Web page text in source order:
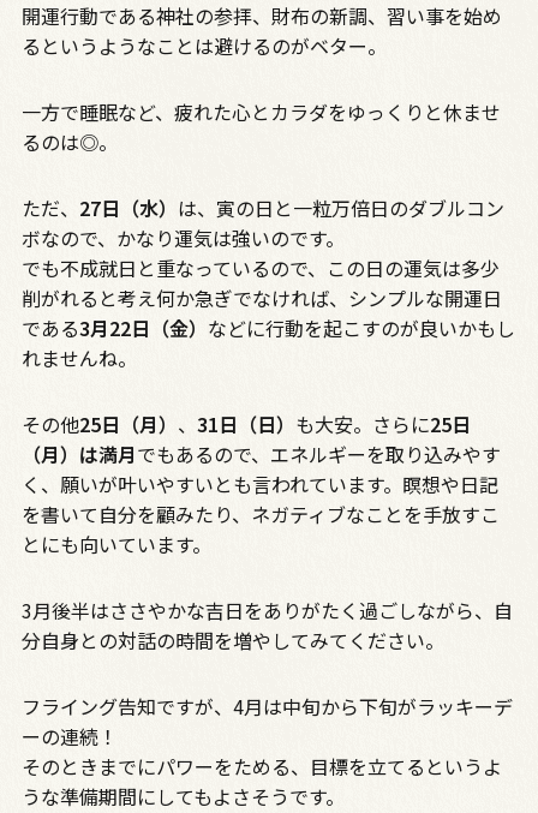
開運行動である神社の参拝、財布の新調、習い事を始め
るというようなことは避けるのがベター。
一方で睡眠など、疲れた心とカラダをゆっくりと休ませ
るのは◎。
ただ、 27日（水） は、寅の日と一粒万倍日のダブルコン
ボなので、かなり運気は強いのです。
でも不成就日と重なっているので、この日の運気は多少
削がれると考え何か急ぎでなければ、シンプルな開運日
である3月22日（金） などに行動を起こすのが良いかもし
れませんね。
その他25日（月） 、 31日（日） も大安。さらに25日
（月）は満月でもあるので、エネルギーを取り込みやす
く、願いが叶いやすいとも言われています。瞑想や日記
を書いて自分を顧みたり、ネガティブなことを手放すこ
とにも向いています。
3月後半はささやかな吉日をありがたく過ごしながら、自
分自身との対話の時間を増やしてみてください。
フライング告知ですが、4月は中旬から下旬がラッキーデ
ーの連続！
そのときまでにパワーをためる、目標を立てるというよ
うな準備期間にしてもよさそうです。